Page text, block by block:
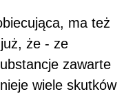
ma też
że - ze
zawarte
wiele skutków